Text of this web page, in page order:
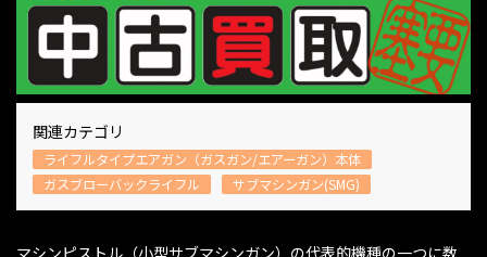
関連カテゴリ
ライフルタイプエアガン（ガスガン/エアーガン）本体
ガスブローバックライフル
サブマシンガン(SMG)